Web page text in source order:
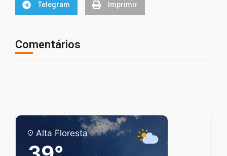
Telegram Imprimir
Comentários
Alta Floresta